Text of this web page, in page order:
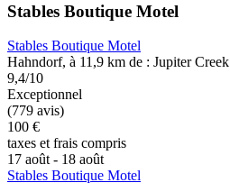
Stables Boutique Motel
Stables Boutique Motel
Hahndorf, à 11,9 km de : Jupiter Creek
9,4/10
Exceptionnel
(779 avis)
100 €
taxes et frais compris
17 août - 18 août
Stables Boutique Motel